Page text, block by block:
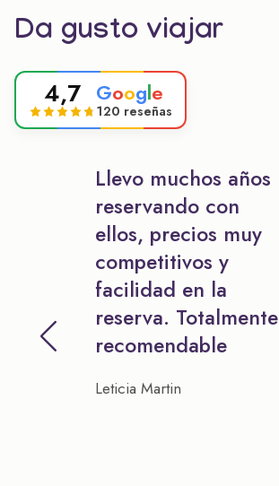
Da gusto viajar
4,7 Google
120 reseñas
Llevo muchos años
reservando con
ellos, precios muy
competitivos y
facilidad en la
reserva. Totalmente
recomendable
Leticia Martin